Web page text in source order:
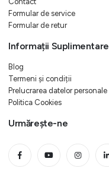
Formular de service
Formular de retur
Informații Suplimentare
Blog
Termeni și condiții
Prelucrarea datelor personale
Politica Cookies
Urmărește-ne